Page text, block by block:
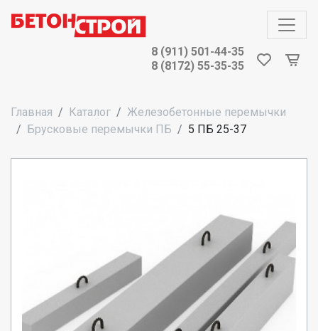
8 (911) 501-44-35
8 (8172) 55-35-35
Главная Каталог
Железобетонные перемычки
Брусковые перемычки ПБ
5 ПБ 25-37